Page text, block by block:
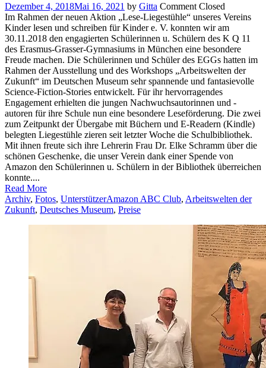
Dezember 4, 2018Mai 16, 2021 by Gitta Comment Closed
Im Rahmen der neuen Aktion „Lese-Liegestühle“ unseres Vereins
Kinder lesen und schreiben für Kinder e. V. konnten wir am
30.11.2018 den engagierten Schülerinnen u. Schülern des K Q 11
des Erasmus-Grasser-Gymnasiums in München eine besondere
Freude machen. Die Schülerinnen und Schüler des EGGs hatten im
Rahmen der Ausstellung und des Workshops „Arbeitswelten der
Zukunft“ im Deutschen Museum sehr spannende und fantasievolle
Science-Fiction-Stories entwickelt. Für ihr hervorragendes
Engagement erhielten die jungen Nachwuchsautorinnen und -
autoren für ihre Schule nun eine besondere Leseförderung. Die zwei
zum Zeitpunkt der Übergabe mit Büchern und E-Readern (Kindle)
belegten Liegestühle zieren seit letzter Woche die Schulbibliothek.
Mit ihnen freute sich ihre Lehrerin Frau Dr. Elke Schramm über die
schönen Geschenke, die unser Verein dank einer Spende von
Amazon den Schülerinnen u. Schülern in der Bibliothek überreichen
konnte....
Read More
Archiv, Fotos, UnterstützerAmazon ABC Club, Arbeitswelten der
Zukunft, Deutsches Museum, Preise